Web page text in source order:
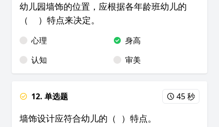
幼儿园墙饰的位置，应根据各年龄班幼儿的
（ ）特点来决定。
心理
身高
认知
审美
12. 单选题 45 秒
墙饰设计应符合幼儿的（ ）特点。